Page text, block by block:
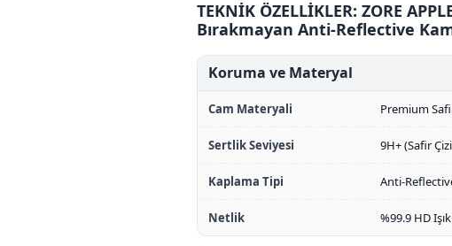
TEKNİK ÖZELLİKLER: ZORE
Bırakmayan Anti-Reflective
Koruma ve Materyal
Cam Materyali Premium
Sertlik Seviyesi 9H+ (Safir
Kaplama Tipi Anti-
Netlik %99.9 HD